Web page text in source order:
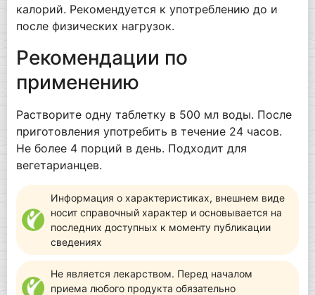
калорий. Рекомендуется к употреблению до и
после физических нагрузок.
Рекомендации по
применению
Растворите одну таблетку в 500 мл воды. После
приготовления употребить в течение 24 часов.
Не более 4 порций в день. Подходит для
вегетарианцев.
Информация о характеристиках, внешнем виде
носит справочный характер и основывается на
последних доступных к моменту публикации
сведениях
Не является лекарством. Перед началом
приема любого продукта обязательно